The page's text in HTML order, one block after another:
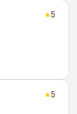
★5
★5